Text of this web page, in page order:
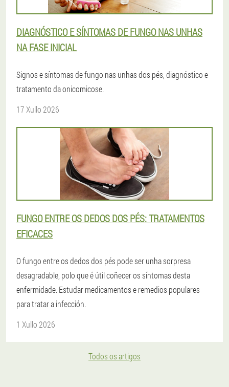
DIAGNÓSTICO E SÍNTOMAS DE FUNGO NAS UNHAS
NA FASE INICIAL
Signos e síntomas de fungo nas unhas dos pés, diagnóstico e
tratamento da onicomicose.
17 Xullo 2026
FUNGO ENTRE OS DEDOS DOS PÉS: TRATAMENTOS
EFICACES
O fungo entre os dedos dos pés pode ser unha sorpresa
desagradable, polo que é útil coñecer os síntomas desta
enfermidade. Estudar medicamentos e remedios populares
para tratar a infección.
1 Xullo 2026
Todos os artigos